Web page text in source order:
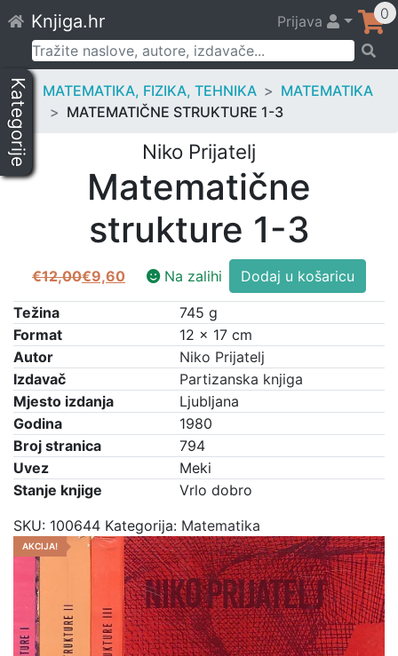
to
content
Knjiga.hr Prijava 0
Pretraži:
Kategorije MATEMATIKA, FIZIKA, TEHNIKA
MATEMATIKA
MATEMATIČNE STRUKTURE 1-3
Niko Prijatelj
Matematične
strukture 1-3
€12,00
Izvorna
cijena
bila
je:
€12,00.
€9,60
Trenutna
cijena
je:
€9,60.
Na zalihi
Matematične
strukture
3
količina
Dodaj u košaricu
Težina
745 g
Format
12 × 17 cm
Autor
Niko Prijatelj
Izdavač
Partizanska knjiga
Mjesto izdanja
Ljubljana
Godina
1980
Broj stranica
794
Uvez
Meki
Stanje knjige
Vrlo dobro
SKU: 100644 Kategorija: Matematika
AKCIJA!